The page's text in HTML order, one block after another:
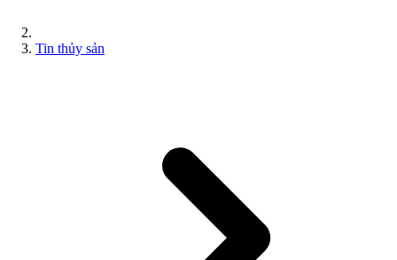
Tin thủy sản